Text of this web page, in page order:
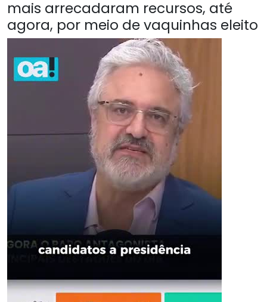
mais arrecadaram recursos, até
agora, por meio de vaquinhas eleito